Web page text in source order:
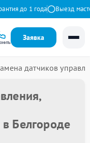
до 1 года Выезд
Заявка
датчиков
в Белгороде